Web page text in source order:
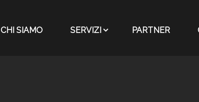
CHI SIAMO SERVIZI PARTNER